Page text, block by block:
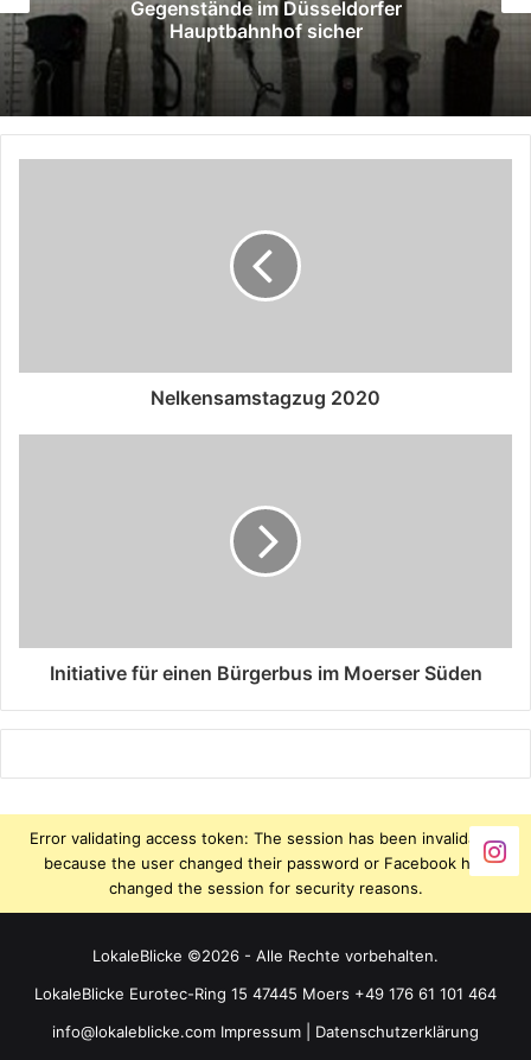
Gegenstände im Düsseldorfer
Hauptbahnhof sicher
Nelkensamstagzug 2020
Initiative für einen Bürgerbus im Moerser Süden
Error validating access token: The session has been invalidated
because the user changed their password or Facebook has
changed the session for security reasons.
LokaleBlicke ©2026 - Alle Rechte vorbehalten.
LokaleBlicke Eurotec-Ring 15 47445 Moers +49 176 61 101 464
info@lokaleblicke.com Impressum Datenschutzerklärung